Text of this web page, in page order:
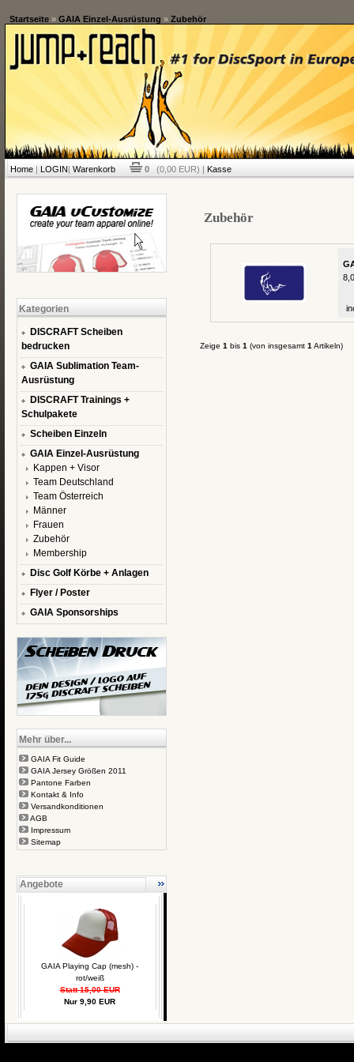
Startseite» GAIA Einzel-Ausrüstung » Zubehör
Home| LOGIN| Warenkorb 0 (0,00 EUR) | Kasse
Kategorien
DISCRAFT Scheiben
bedrucken
GAIA Sublimation Team-
Ausrüstung
DISCRAFT Trainings +
Schulpakete
Scheiben Einzeln
GAIA Einzel-Ausrüstung
Kappen + Visor
Team Deutschland
Team Österreich
Männer
Frauen
Zubehör
Membership
Disc Golf Körbe + Anlagen
Flyer / Poster
GAIA Sponsorships
Mehr über...
GAIA Fit Guide
GAIA Jersey Größen 2011
Pantone Farben
Kontakt & Info
Versandkonditionen
AGB
Impressum
Sitemap
Angebote
GAIA Playing Cap (mesh) -
rot/weiß
Statt 15,00 EUR
Nur 9,90 EUR
Zubehör
Zeige 1 bis 1 (von insgesamt 1 Artikeln)